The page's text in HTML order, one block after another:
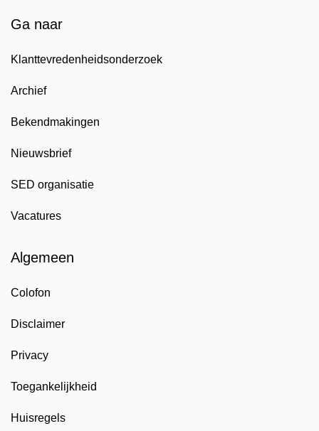
Ga naar
Klanttevredenheidsonderzoek
Archief
Bekendmakingen
Nieuwsbrief
SED organisatie
Vacatures
Algemeen
Colofon
Disclaimer
Privacy
Toegankelijkheid
Huisregels